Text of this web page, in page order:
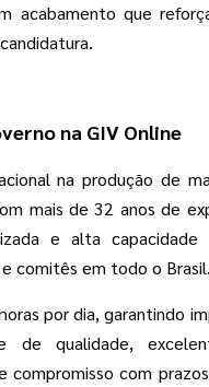
acabamento que
na GIV Online
na produção de
mais de 32 anos de
e alta capacidade
comitês em todo o
por dia, garantindo
de qualidade,
com